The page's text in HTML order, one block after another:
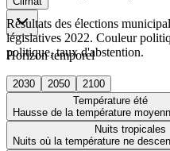
Horizon temporel
2030 2050
2100
Température été
Hausse de la température
Nuits tropicales
Nuits où la température ne
Résultats des élections
législatives 2022. Couleur
politique, taux d'abstention.